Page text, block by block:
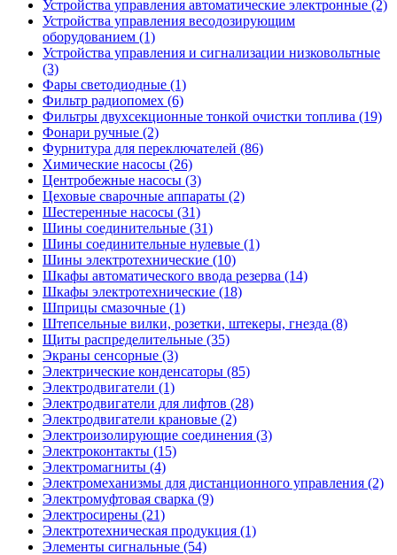
Устройства управления автоматические электронные (2)
Устройства управления весодозирующим
оборудованием (1)
Устройства управления и сигнализации низковольтные
(3)
Фары светодиодные (1)
Фильтр радиопомех (6)
Фильтры двухсекционные тонкой очистки топлива (19)
Фонари ручные (2)
Фурнитура для переключателей (86)
Химические насосы (26)
Центробежные насосы (3)
Цеховые сварочные аппараты (2)
Шестеренные насосы (31)
Шины соединительные (31)
Шины соединительные нулевые (1)
Шины электротехнические (10)
Шкафы автоматического ввода резерва (14)
Шкафы электротехнические (18)
Шприцы смазочные (1)
Штепсельные вилки, розетки, штекеры, гнезда (8)
Щиты распределительные (35)
Экраны сенсорные (3)
Электрические конденсаторы (85)
Электродвигатели (1)
Электродвигатели для лифтов (28)
Электродвигатели крановые (2)
Электроизолирующие соединения (3)
Электроконтакты (15)
Электромагниты (4)
Электромеханизмы для дистанционного управления (2)
Электромуфтовая сварка (9)
Электросирены (21)
Электротехническая продукция (1)
Элементы сигнальные (54)